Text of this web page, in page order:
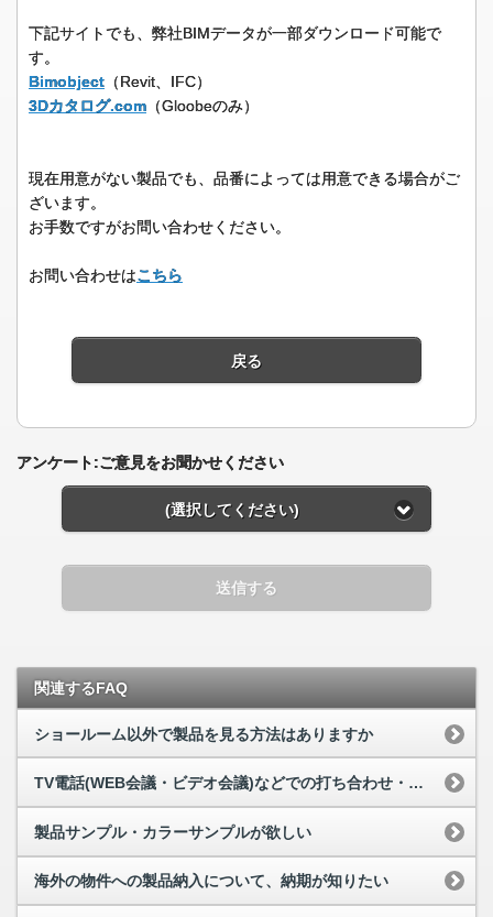
下記サイトでも、弊社BIMデータが一部ダウンロード可能で
す。
Bimobject （Revit、IFC）
3Dカタログ.com （Gloobeのみ）
現在用意がない製品でも、品番によっては用意できる場合がご
ざいます。
お手数ですがお問い合わせください。
お問い合わせはこちら
戻る
アンケート:ご意見をお聞かせください
(選択してください)
送信する
関連するFAQ
ショールーム以外で製品を見る方法はありますか
TV電話(WEB会議・ビデオ会議)などでの打ち合わせ・問い合わせは可能ですか
製品サンプル・カラーサンプルが欲しい
海外の物件への製品納入について、納期が知りたい